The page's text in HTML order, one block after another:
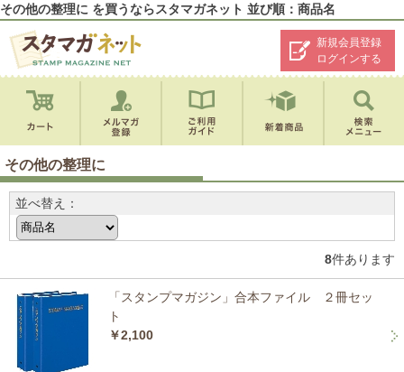
その他の整理に を買うならスタマガネット 並び順：商品名
新規会員登録
ログインする
その他の整理に
並べ替え：
8件あります
「スタンプマガジン」合本ファイル ２冊セッ
ト
￥2,100